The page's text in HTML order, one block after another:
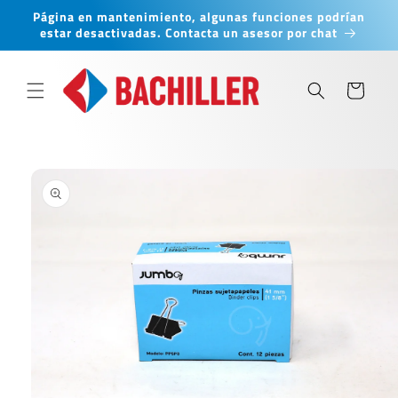
directamente
al contenido
Página en mantenimiento, algunas funciones podrían
estar desactivadas. Contacta un asesor por chat
Carrito
información
del producto